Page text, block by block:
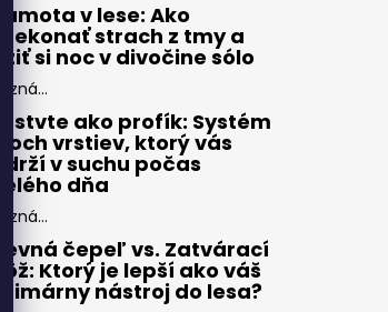
Samota v lese: Ako
prekonať strach z tmy a
užiť si noc v divočine sólo
Pozná...
Vrstvte ako profík: Systém
troch vrstiev, ktorý vás
udrží v suchu počas
celého dňa
Pozná...
Pevná čepeľ vs. Zatvárací
nôž: Ktorý je lepší ako váš
primárny nástroj do lesa?